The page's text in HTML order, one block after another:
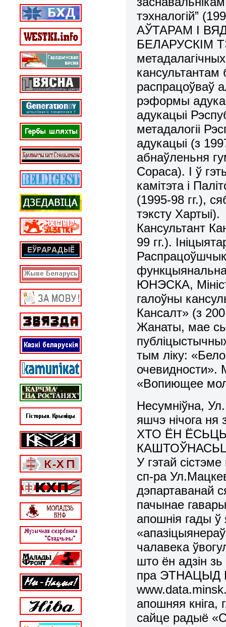
тэхналогій”
АЎТАРАМ І
БЕЛАРУСКІМ
кансультантам
распрацоўваў
рэформы
адукацыі
метадалогіі
адукацыі (з
абнаўленьня
Сораса). І ў
камітэта і
(1995-98 гг.),
тэксту Хартыі).
Кансультант
99 гг.).
ЮНЭСКА,
галоўны
Кансалт» (з
Жанаты, мае
тым ліку:
очевидности».
«Вопиющее
Несумніўна,
яшчэ нічога ня
ХТО ЁН
У гэтай
сп-ра
дэпартаванай
пачынае
апошнія гады
чалавека
што ён адзін
пра ЭТНАЦЫД
апошняя
сайце радыё